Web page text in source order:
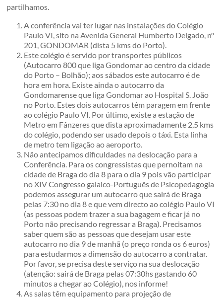
partilhamos.
A conferência vai ter lugar nas instalações do Colégio
Paulo VI, sito na Avenida General Humberto Delgado, nº
201, GONDOMAR (dista 5 kms do Porto).
Este colégio é servido por transportes públicos
(Autocarro 800 que liga Gondomar ao centro da cidade
do Porto – Bolhão); aos sábados este autocarro é de
hora em hora. Existe ainda o autocarro da
Gondomarense que liga Gondomar ao Hospital S. João
no Porto. Estes dois autocarros têm paragem em frente
ao colégio Paulo VI. Por último, existe a estação de
Metro em Fânzeres que dista aproximadamente 2,5 kms
do colégio, podendo ser usado depois o táxi. Esta linha
de metro tem ligação ao aeroporto.
Não antecipamos dificuldades na deslocação para a
Conferência. Para os congressistas que pernoitam na
cidade de Braga do dia 8 para o dia 9 pois vão participar
no XIV Congresso galaico-Português de Psicopedagogia
podemos assegurar um autocarro que sairá de Braga
pelas 7:30 no dia 8 e que vem directo ao colégio Paulo VI
(as pessoas podem trazer a sua bagagem e ficar já no
Porto não precisando regressar a Braga). Precisamos
saber quem são as pessoas que desejam usar este
autocarro no dia 9 de manhã (o preço ronda os 6 euros)
para estudarmos a dimensão do autocarro a contratar.
Por favor, se precisa deste serviço na sua deslocação
(atenção: sairá de Braga pelas 07:30hs gastando 60
minutos a chegar ao Colégio), nos informe!
As salas têm equipamento para projeção de